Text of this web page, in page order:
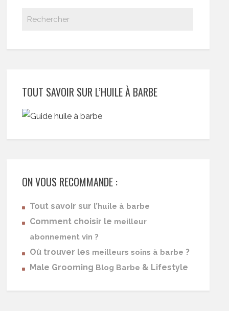
TOUT SAVOIR SUR L’HUILE À BARBE
ON VOUS RECOMMANDE :
Tout savoir sur l’huile à barbe
Comment choisir le meilleur
abonnement vin ?
Où trouver les meilleurs soins à barbe ?
Male Grooming Blog Barbe & Lifestyle